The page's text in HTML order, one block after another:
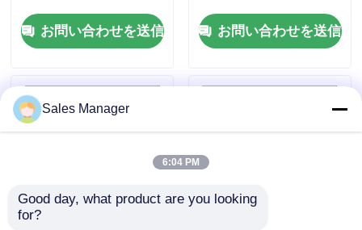
USBソケットコネクタ
DPソケットコネクタ
マイクロHDMIソケット
RJ45メスコネクタソケット
お問い合わせを送信 お問い合わせを送信
Sales Manager
6:04 PM
Good day, what product are you looking
for?